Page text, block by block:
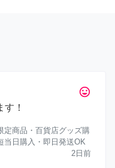
tag_faces
！
定商品・百貨店グッズ購
当日購入・即日発送OK
2日前